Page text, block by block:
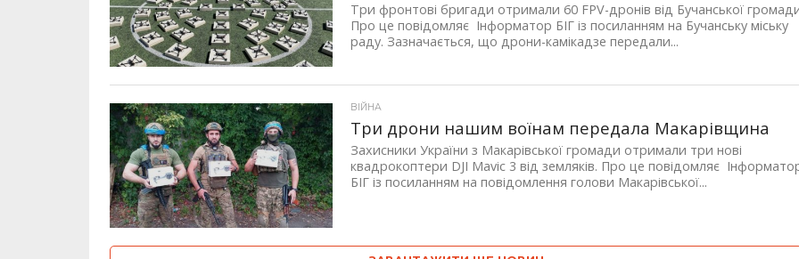
Три фронтові бригади отримали 60 FPV-дронів від Бучанської
Про це повідомляє Інформатор БІГ із посиланням на Бучанську міську
раду. Зазначається, що дрони-камікадзе передали...
ВІЙНА
Три дрони нашим воїнам передала Макарівщина
Захисники України з Макарівської громади отримали три нові
квадрокоптери DJI Mavic 3 від земляків. Про це повідомляє
БІГ із посиланням на повідомлення голови Макарівської...